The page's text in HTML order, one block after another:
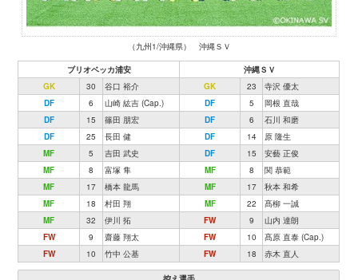
（九州1/沖縄県） 沖縄ＳＶ
ブリオベッカ浦安
沖縄ＳＶ
GK
30 谷口 裕介 GK 23
寺沢 優太
DF
6 山崎 紘吉 (Cap.) DF 5
岡根 直哉
DF
15 篠田 朋宏 DF 6
石川 和磨
DF
25 長田 健 DF 14
原 隆生
MF
5 吉田 武史 DF 15
安藝 正俊
MF
8 富塚 隼 MF 8
関 恭範
MF
17 橋本 龍馬 MF 17
秋本 和希
MF
18 村田 翔 MF 22
髙柳 一誠
MF
32 伊川 拓 FW 9
山内 達朗
FW
9 齋藤 翔太 FW 10
髙原 直泰 (Cap.)
FW
10 竹中 公基 FW 18 赤木 直人